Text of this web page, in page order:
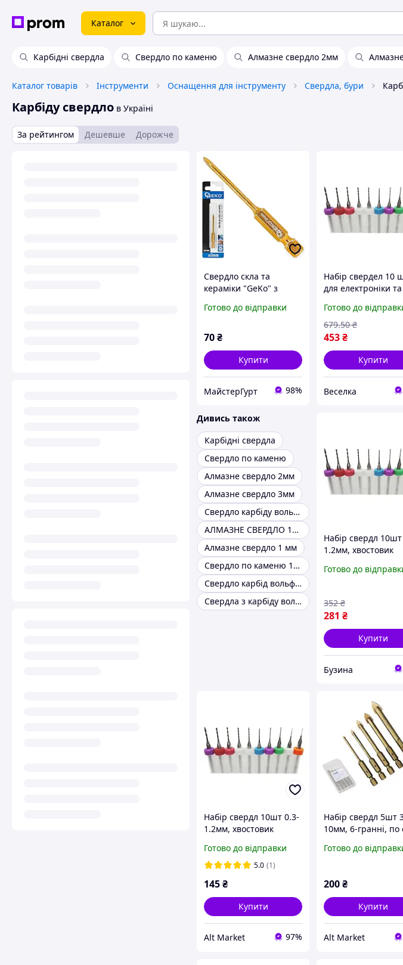
Каталог
Карбідні свердла Свердло по каменю Алмазне свердло 2мм
Каталог товарів Інструменти Оснащення для інструменту Свердла, бури
Карбіду свердло в Україні
За рейтингом Дешевше Дорожче
Свердло скла та
кераміки "GeKo" з
шуруповерта Hex E6,3
леза з карбіду
вольфраму [HM]
Готово до відправки
70₴
Купити
МайстерГурт 98%
Набір свердел 10
для електроніки та
вольфраму
0.3-1.2 мм FLAME
Готово до
453₴
679.50 ₴
Купити
Веселка
Дивись також
Карбідні свердла
Свердло по каменю
Алмазне свердло 2мм
Алмазне свердло 3мм
Свердло карбіду вольфраму
АЛМАЗНЕ СВЕРДЛО 12ММ
Алмазне свердло 1 мм
Свердло по каменю 1мм
Свердло карбід вольфрам для металу
Свердла з карбіду вольфраму 0.8 мм
Набір свердл
1.2мм, хвостовик
карбід вольфраму
Готово до
281 ₴
352 ₴
Купити
Бузина
Набір свердл 10шт 0.3-
1.2мм, хвостовик
карбід вольфрама
Готово до відправки
5.0 (1)
145₴
Купити
Alt Market 97%
Набір свердл 5шт
10мм, 6-гранні, по
вольфрама
Готово до
200₴
Купити
Alt Market